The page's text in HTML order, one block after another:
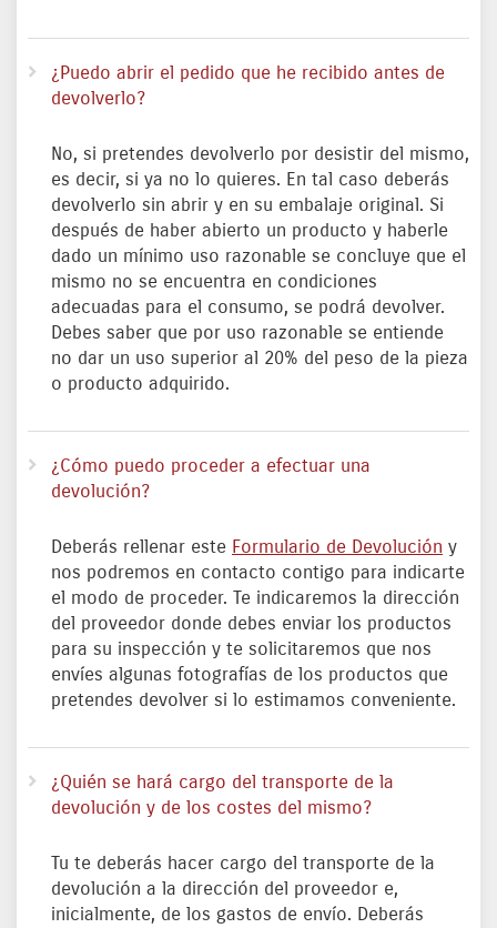
¿Puedo abrir el pedido que he recibido antes de
devolverlo?
No, si pretendes devolverlo por desistir del mismo,
es decir, si ya no lo quieres. En tal caso deberás
devolverlo sin abrir y en su embalaje original. Si
después de haber abierto un producto y haberle
dado un mínimo uso razonable se concluye que el
mismo no se encuentra en condiciones
adecuadas para el consumo, se podrá devolver.
Debes saber que por uso razonable se entiende
no dar un uso superior al 20% del peso de la pieza
o producto adquirido.
¿Cómo puedo proceder a efectuar una
devolución?
Deberás rellenar este Formulario de Devolución y
nos podremos en contacto contigo para indicarte
el modo de proceder. Te indicaremos la dirección
del proveedor donde debes enviar los productos
para su inspección y te solicitaremos que nos
envíes algunas fotografías de los productos que
pretendes devolver si lo estimamos conveniente.
¿Quién se hará cargo del transporte de la
devolución y de los costes del mismo?
Tu te deberás hacer cargo del transporte de la
devolución a la dirección del proveedor e,
inicialmente, de los gastos de envío. Deberás